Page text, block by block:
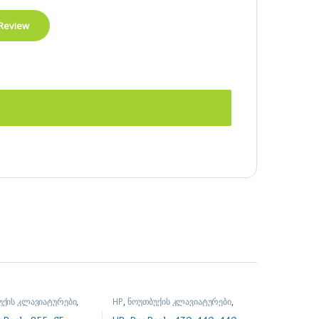
კლავიატურები,
ნაწილები და
HP, ნოუთბუქის კლავიატურები,
ნოუთბუქის ნაწილები და